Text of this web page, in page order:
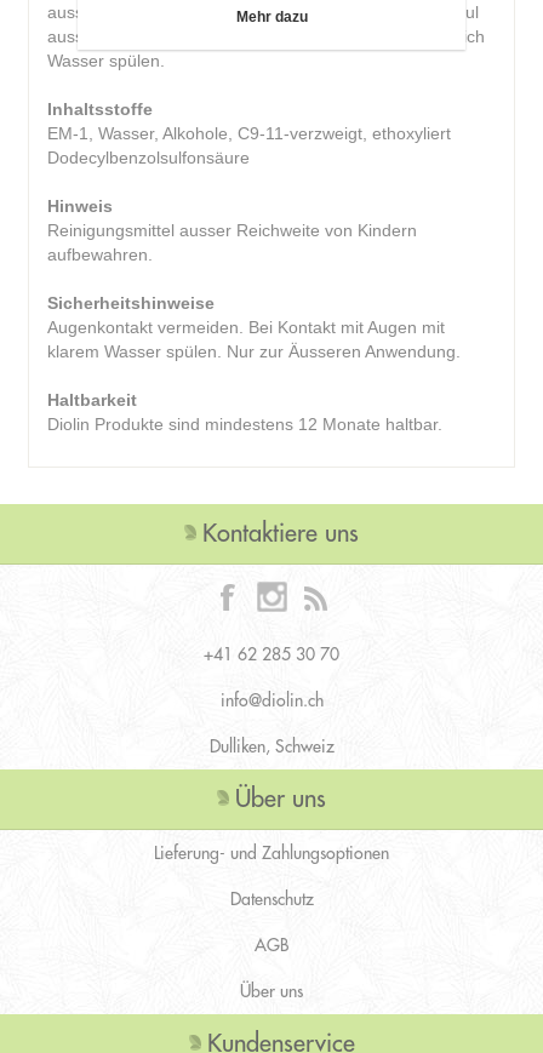
ausspülen. Den Bereich um die Augen und um das Maul
aussparen. Bei Kontakt mit den Augen sofort mit reichlich
Wasser spülen.
Inhaltsstoffe
EM-1, Wasser, Alkohole, C9-11-verzweigt, ethoxyliert
Dodecylbenzolsulfonsäure
Hinweis
Reinigungsmittel ausser Reichweite von Kindern
aufbewahren.
Sicherheitshinweise
Augenkontakt vermeiden. Bei Kontakt mit Augen mit
klarem Wasser spülen. Nur zur Äusseren Anwendung.
Haltbarkeit
Diolin Produkte sind mindestens 12 Monate haltbar.
Kontaktiere uns
+41 62 285 30 70
info@diolin.ch
Dulliken, Schweiz
Über uns
Lieferung- und Zahlungsoptionen
Datenschutz
AGB
Über uns
Kundenservice
Mehr dazu